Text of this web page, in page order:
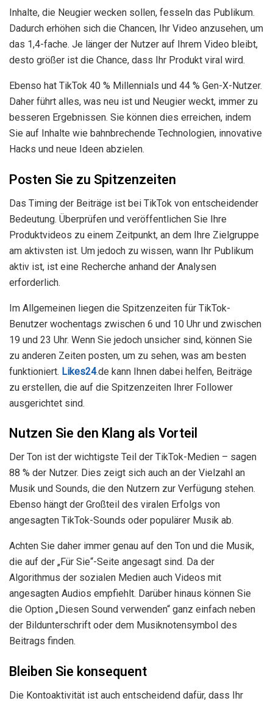
Inhalte, die Neugier wecken sollen, fesseln das Publikum.
Dadurch erhöhen sich die Chancen, Ihr Video anzusehen, um
das 1,4-fache. Je länger der Nutzer auf Ihrem Video bleibt,
desto größer ist die Chance, dass Ihr Produkt viral wird.
Ebenso hat TikTok 40 % Millennials und 44 % Gen-X-Nutzer.
Daher führt alles, was neu ist und Neugier weckt, immer zu
besseren Ergebnissen. Sie können dies erreichen, indem
Sie auf Inhalte wie bahnbrechende Technologien, innovative
Hacks und neue Ideen abzielen.
Posten Sie zu Spitzenzeiten
Das Timing der Beiträge ist bei TikTok von entscheidender
Bedeutung. Überprüfen und veröffentlichen Sie Ihre
Produktvideos zu einem Zeitpunkt, an dem Ihre Zielgruppe
am aktivsten ist. Um jedoch zu wissen, wann Ihr Publikum
aktiv ist, ist eine Recherche anhand der Analysen
erforderlich.
Im Allgemeinen liegen die Spitzenzeiten für TikTok-
Benutzer wochentags zwischen 6 und 10 Uhr und zwischen
19 und 23 Uhr. Wenn Sie jedoch unsicher sind, können Sie
zu anderen Zeiten posten, um zu sehen, was am besten
funktioniert. Likes24.de kann Ihnen dabei helfen, Beiträge
zu erstellen, die auf die Spitzenzeiten Ihrer Follower
ausgerichtet sind.
Nutzen Sie den Klang als Vorteil
Der Ton ist der wichtigste Teil der TikTok-Medien – sagen
88 % der Nutzer. Dies zeigt sich auch an der Vielzahl an
Musik und Sounds, die den Nutzern zur Verfügung stehen.
Ebenso hängt der Großteil des viralen Erfolgs von
angesagten TikTok-Sounds oder populärer Musik ab.
Achten Sie daher immer genau auf den Ton und die Musik,
die auf der „Für Sie“-Seite angesagt sind. Da der
Algorithmus der sozialen Medien auch Videos mit
angesagten Audios empfiehlt. Darüber hinaus können Sie
die Option „Diesen Sound verwenden“ ganz einfach neben
der Bildunterschrift oder dem Musiknotensymbol des
Beitrags finden.
Bleiben Sie konsequent
Die Kontoaktivität ist auch entscheidend dafür, dass Ihr